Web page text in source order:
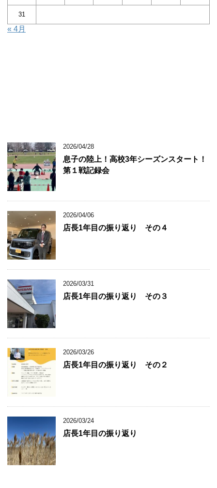
31
« 4月
2026/04/28
息子の陸上！高校3年シーズンスタート！
第１戦記録会
2026/04/06
店長1年目の振り返り その４
2026/03/31
店長1年目の振り返り その３
2026/03/26
店長1年目の振り返り その２
2026/03/24
店長1年目の振り返り